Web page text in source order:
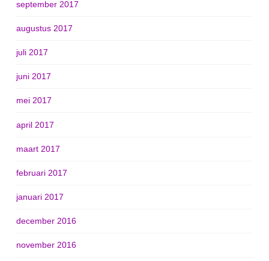
september 2017
augustus 2017
juli 2017
juni 2017
mei 2017
april 2017
maart 2017
februari 2017
januari 2017
december 2016
november 2016